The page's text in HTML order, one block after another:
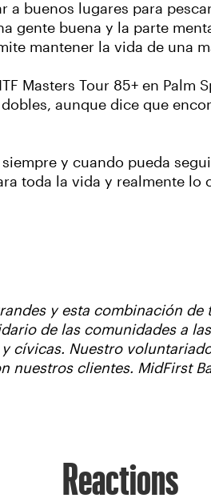
buenos lugares para
gente buena y la parte
mantener la vida de una
Masters Tour 85+ en
aunque dice que
y cuando pueda
toda la vida y realmente lo
y esta combinación
de las comunidades a
cívicas. Nuestro
clientes. MidFirst
Reactions